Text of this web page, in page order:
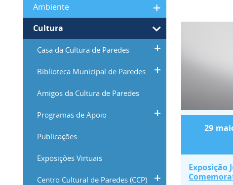
Ambiente
Cultura
Casa da Cultura de Paredes
Biblioteca Municipal de Paredes
Amigos da Cultura de Paredes
Programas de Apoio
Publicações
Exposições Virtuais
Centro Cultural de Paredes (CCP)
29
Exposição